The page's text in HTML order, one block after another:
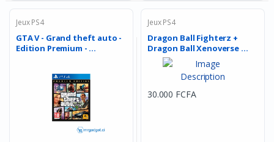
Jeux PS4
GTA V - Grand theft auto -
Edition Premium - ...
Jeux PS4
Dragon Ball Fighterz +
Dragon Ball Xenoverse ...
30.000 FCFA